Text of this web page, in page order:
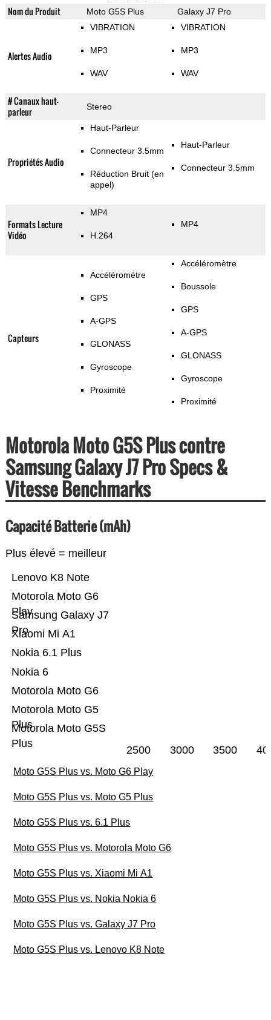
Nom du Produit Moto G5S Plus Galaxy J7 Pro
Alertes Audio
VIBRATION
MP3
WAV
VIBRATION
MP3
WAV
# Canaux haut-
parleur
Stereo
Propriétés Audio
Haut-Parleur
Connecteur 3.5mm
Réduction Bruit (en
appel)
Haut-Parleur
Connecteur 3.5mm
Formats Lecture
Vidéo
MP4
H.264
MP4
Capteurs
Accéléromètre
GPS
A-GPS
GLONASS
Gyroscope
Proximité
Accéléromètre
Boussole
GPS
A-GPS
GLONASS
Gyroscope
Proximité
Motorola Moto G5S Plus contre
Samsung Galaxy J7 Pro Specs &
Vitesse Benchmarks
Capacité Batterie (mAh)
Plus élevé = meilleur
Motorola Moto G5S
Plus
Motorola Moto G5
Plus
Motorola Moto G6
Nokia 6
Nokia 6.1 Plus
Xiaomi Mi A1
Samsung Galaxy J7
Pro
Motorola Moto G6
Play
Lenovo K8 Note
2500 3000 3500
Moto G5S Plus vs. Moto G6 Play
Moto G5S Plus vs. Moto G5 Plus
Moto G5S Plus vs. 6.1 Plus
Moto G5S Plus vs. Motorola Moto G6
Moto G5S Plus vs. Xiaomi Mi A1
Moto G5S Plus vs. Nokia Nokia 6
Moto G5S Plus vs. Galaxy J7 Pro
Moto G5S Plus vs. Lenovo K8 Note